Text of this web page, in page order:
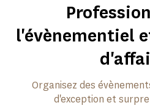
l'évènementiel
Organisez des
d'exception et